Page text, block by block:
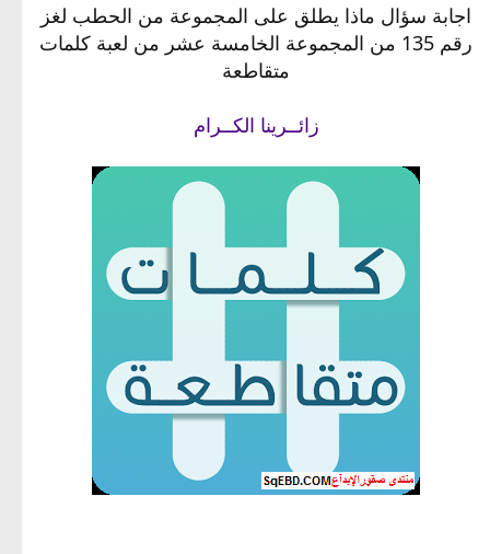
اجابة سؤال ماذا يطلق على المجموعة من الحطب لغز
رقم 135 من المجموعة الخامسة عشر من لعبة كلمات
متقاطعة
زائــرينا الكــرام